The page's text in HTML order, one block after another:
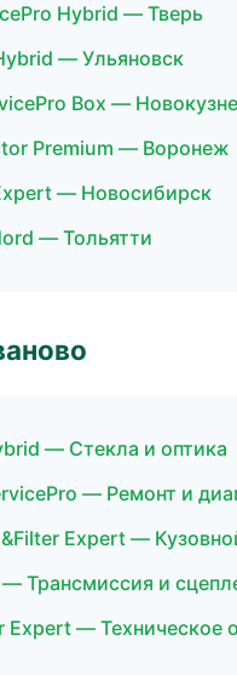
Hybrid — Тверь
— Ульяновск
Box —
Premium — Воронеж
— Новосибирск
— Тольятти
— Стекла и оптика
— Ремонт и
Expert —
Трансмиссия и
Expert — Техническое